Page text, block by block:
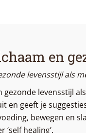
en
levensstijl als
gezonde levensstijl
en geeft je
bewegen en
‘self healing’.